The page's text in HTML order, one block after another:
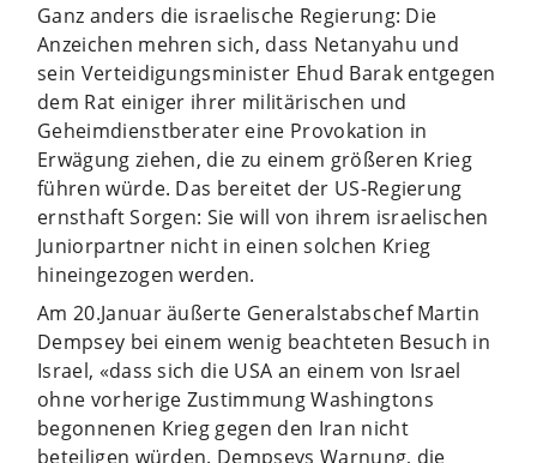
Ganz anders die israelische Regierung: Die
Anzeichen mehren sich, dass Netanyahu und
sein Verteidigungsminister Ehud Barak entgegen
dem Rat einiger ihrer militärischen und
Geheimdienstberater eine Provokation in
Erwägung ziehen, die zu einem größeren Krieg
führen würde. Das bereitet der US-Regierung
ernsthaft Sorgen: Sie will von ihrem israelischen
Juniorpartner nicht in einen solchen Krieg
hineingezogen werden.
Am 20.Januar äußerte Generalstabschef Martin
Dempsey bei einem wenig beachteten Besuch in
Israel, «dass sich die USA an einem von Israel
ohne vorherige Zustimmung Washingtons
begonnenen Krieg gegen den Iran nicht
beteiligen würden. Dempseys Warnung, die